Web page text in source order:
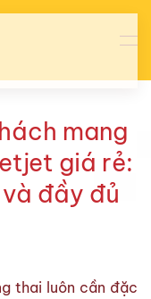
mang
giá rẻ:
đầy đủ
thai luôn cần đặc